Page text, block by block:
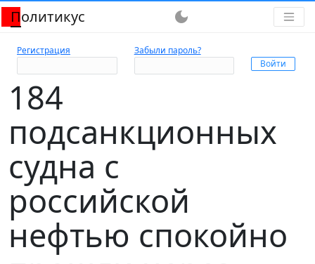
Политикус dark_mode
Регистрация Забыли пароль?
184
подсанкционных
судна с
российской
нефтью спокойно